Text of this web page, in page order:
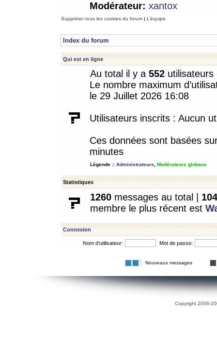
Modérateur: xantox
Supprimer tous les cookies du forum | L’équipe
Index du forum
Qui est en ligne
Au total il y a 552
Le nombre maximum
le 29 Juillet 2026 16:08
Utilisateurs inscrits : Aucun
Ces données sont basées
minutes
Légende :: Administrateurs Modérateurs globaux
Statistiques
1260 messages au total | 104
membre le plus récent est
Connexion
Nom d’utilisateur: Mot de passe:
Nouveaux messages
Copyright 2006-